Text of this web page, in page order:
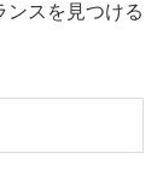
ンスを見つける